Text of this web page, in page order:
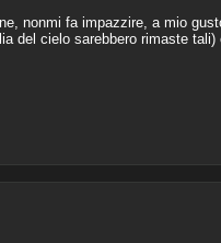
nonmi fa impazzire, a mio
del cielo sarebbero rimaste